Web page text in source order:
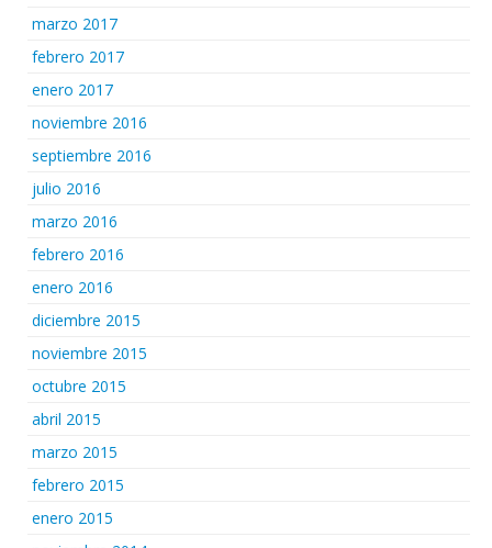
marzo 2017
febrero 2017
enero 2017
noviembre 2016
septiembre 2016
julio 2016
marzo 2016
febrero 2016
enero 2016
diciembre 2015
noviembre 2015
octubre 2015
abril 2015
marzo 2015
febrero 2015
enero 2015